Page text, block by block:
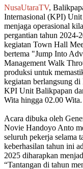
NusaUtaraTV,
Internasional (KPI)
menjaga operasional
pergantian tahun 2024-
kegiatan Town Hall
bertema "Jump Into
Management Walk
produksi untuk
kegiatan berlangsung
KPI Unit Balikpapan
Wita hingga 02.00 Wita.
Acara dibuka oleh
Novie Handoyo Anto
seluruh pekerja selama
keberhasilan tahun ini
2025 diharapkan
“Tantangan di tahun